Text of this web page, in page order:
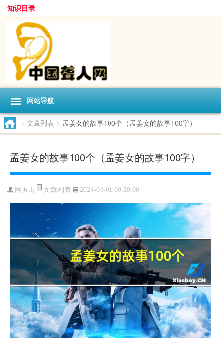
知识目录
网站导航
> 文章列表 > 孟姜女的故事100个（孟姜女的故事100字）
孟姜女的故事100个（孟姜女的故事100字）
网友: lj 文章列表 2024-04-01 00:59:00